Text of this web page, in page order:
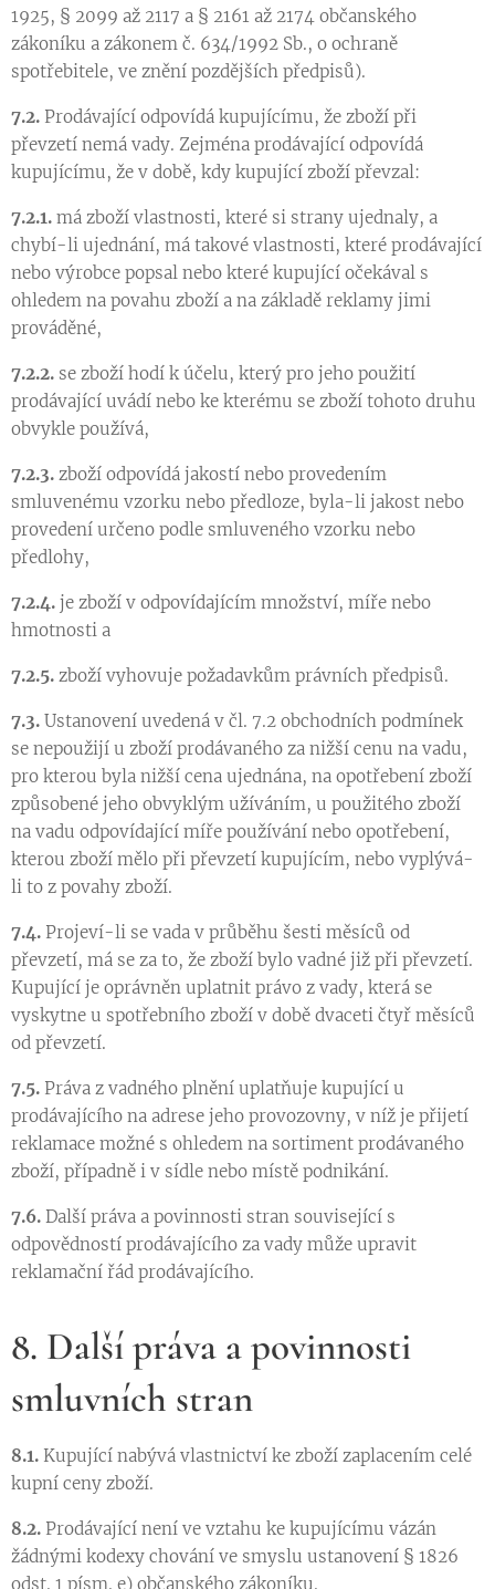
1925, § 2099 až 2117 a § 2161 až 2174 občanského
zákoníku a zákonem č. 634/1992 Sb., o ochraně
spotřebitele, ve znění pozdějších předpisů).
7.2. Prodávající odpovídá kupujícímu, že zboží při
převzetí nemá vady. Zejména prodávající odpovídá
kupujícímu, že v době, kdy kupující zboží převzal:
7.2.1. má zboží vlastnosti, které si strany ujednaly, a
chybí-li ujednání, má takové vlastnosti, které prodávající
nebo výrobce popsal nebo které kupující očekával s
ohledem na povahu zboží a na základě reklamy jimi
prováděné,
7.2.2. se zboží hodí k účelu, který pro jeho použití
prodávající uvádí nebo ke kterému se zboží tohoto druhu
obvykle používá,
7.2.3. zboží odpovídá jakostí nebo provedením
smluvenému vzorku nebo předloze, byla-li jakost nebo
provedení určeno podle smluveného vzorku nebo
předlohy,
7.2.4. je zboží v odpovídajícím množství, míře nebo
hmotnosti a
7.2.5. zboží vyhovuje požadavkům právních předpisů.
7.3. Ustanovení uvedená v čl. 7.2 obchodních podmínek
se nepoužijí u zboží prodávaného za nižší cenu na vadu,
pro kterou byla nižší cena ujednána, na opotřebení zboží
způsobené jeho obvyklým užíváním, u použitého zboží
na vadu odpovídající míře používání nebo opotřebení,
kterou zboží mělo při převzetí kupujícím, nebo vyplývá-
li to z povahy zboží.
7.4. Projeví-li se vada v průběhu šesti měsíců od
převzetí, má se za to, že zboží bylo vadné již při převzetí.
Kupující je oprávněn uplatnit právo z vady, která se
vyskytne u spotřebního zboží v době dvaceti čtyř měsíců
od převzetí.
7.5. Práva z vadného plnění uplatňuje kupující u
prodávajícího na adrese jeho provozovny, v níž je přijetí
reklamace možné s ohledem na sortiment prodávaného
zboží, případně i v sídle nebo místě podnikání.
7.6. Další práva a povinnosti stran související s
odpovědností prodávajícího za vady může upravit
reklamační řád prodávajícího.
8. Další práva a povinnosti
smluvních stran
8.1. Kupující nabývá vlastnictví ke zboží zaplacením celé
kupní ceny zboží.
8.2. Prodávající není ve vztahu ke kupujícímu vázán
žádnými kodexy chování ve smyslu ustanovení § 1826
odst. 1 písm. e) občanského zákoníku.